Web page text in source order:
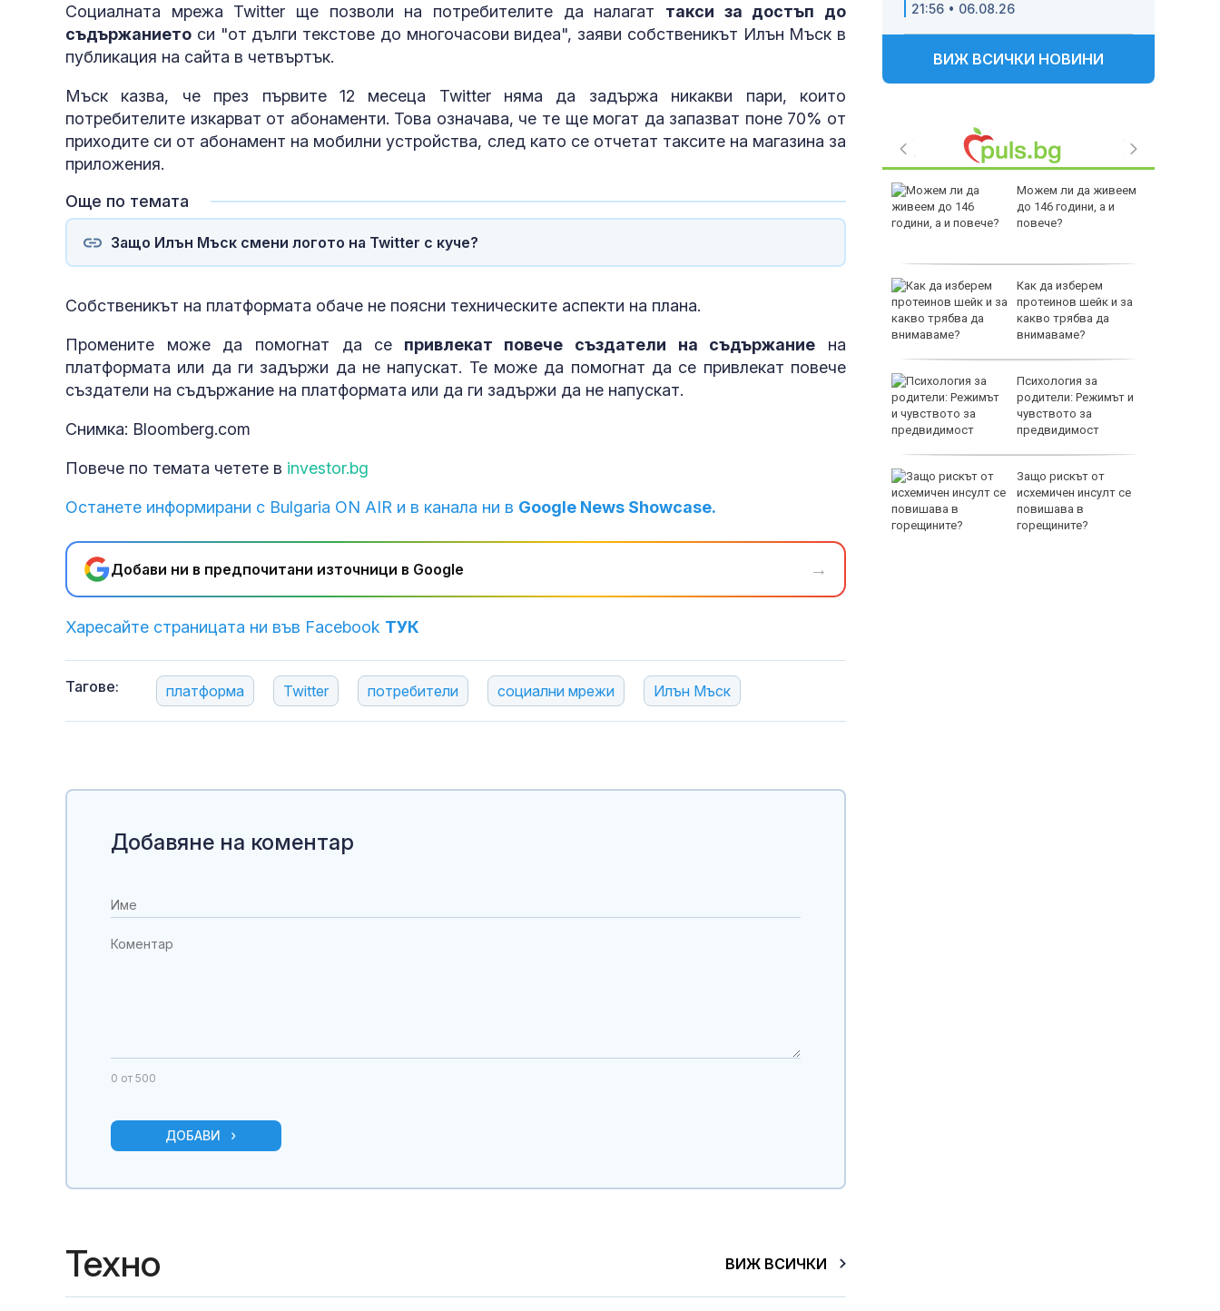
Социалната мрежа Twitter ще позволи на потребителите да налагат такси за достъп до
съдържанието си "от дълги текстове до многочасови видеа", заяви собственикът Илън Мъск в
публикация на сайта в четвъртък.
Мъск казва, че през първите 12 месеца Twitter няма да задържа никакви пари, които
потребителите изкарват от абонаменти. Това означава, че те ще могат да запазват поне 70% от
приходите си от абонамент на мобилни устройства, след като се отчетат таксите на магазина за
приложения.
Още по темата
Защо Илън Мъск смени логото на Twitter с куче?
Собственикът на платформата обаче не поясни техническите аспекти на плана.
Промените може да помогнат да се привлекат повече създатели на съдържание на
платформата или да ги задържи да не напускат. Те може да помогнат да се привлекат повече
създатели на съдържание на платформата или да ги задържи да не напускат.
Снимка: Bloomberg.com
Повече по темата четете в investor.bg
Останете информирани с Bulgaria ON AIR и в канала ни в Google News Showcase.
Добави ни в предпочитани източници в Google →
Харесайте страницата ни във Facebook ТУК
Тагове: платформа Twitter потребители социални мрежи Илън Мъск
21:56 • 06.08.26
ВИЖ ВСИЧКИ НОВИНИ
в “месомелачката”
руски войник облечен
полети под радара
Можем ли да живеем
до 146 години, а и
повече?
Как да изберем
протеинов шейк и за
какво трябва да
внимаваме?
Психология за
родители: Режимът и
чувството за
предвидимост
Защо рискът от
исхемичен инсулт се
повишава в
горещините?
Добавяне на коментар
0 от 500
ДОБАВИ
Техно ВИЖ ВСИЧКИ